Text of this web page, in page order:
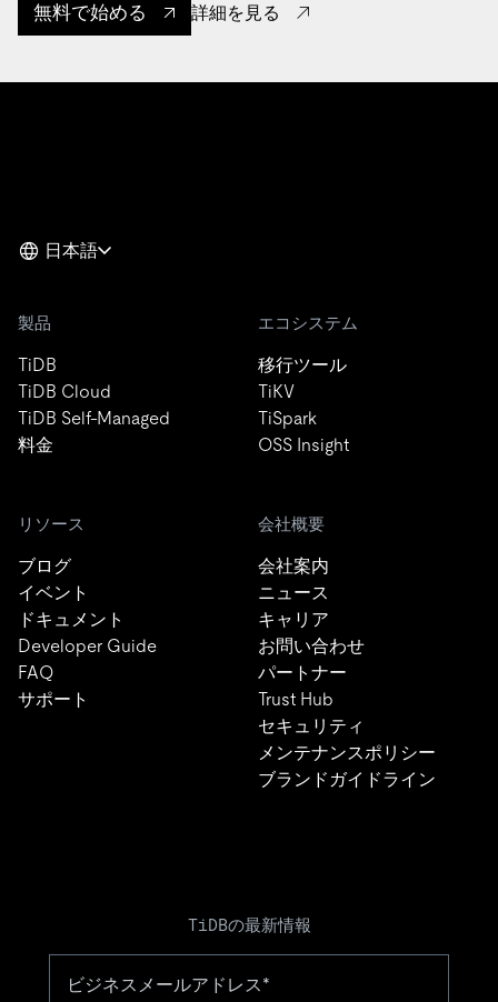
無料で始める 詳細を見る
日本語
製品
TiDB
TiDB Cloud
TiDB Self-Managed
料金
エコシステム
移行ツール
TiKV
TiSpark
OSS Insight
リソース
ブログ
イベント
ドキュメント
Developer Guide
FAQ
サポート
会社概要
会社案内
ニュース
キャリア
お問い合わせ
パートナー
Trust Hub
セキュリティ
メンテナンスポリシー
ブランドガイドライン
TiDBの最新情報